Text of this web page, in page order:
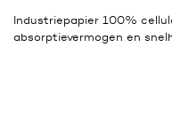
Industriepapier 100%
absorptievermogen en